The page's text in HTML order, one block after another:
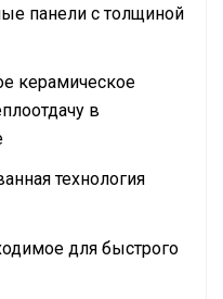
панели с толщиной
керамическое
в
технология
для быстрого